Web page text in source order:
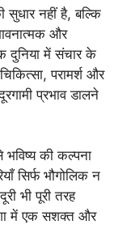
नहीं है, बल्कि
और
दुनिया में संचार के
परामर्श और
प्रभाव डालने
की कल्पना
सिर्फ भौगोलिक न
भी पूरी तरह
में एक सशक्त और